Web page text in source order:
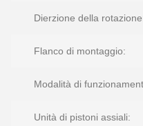
Dierzione della
Flanco di montaggio:
Modalità di
Unità di pistoni assiali: